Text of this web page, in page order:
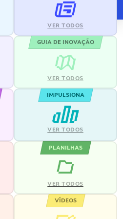
VER TODOS
GUIA DE INOVAÇÃO
VER TODOS
IMPULSIONA
VER TODOS
PLANILHAS
VER TODOS
VÍDEOS